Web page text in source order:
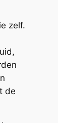
zelf.
de